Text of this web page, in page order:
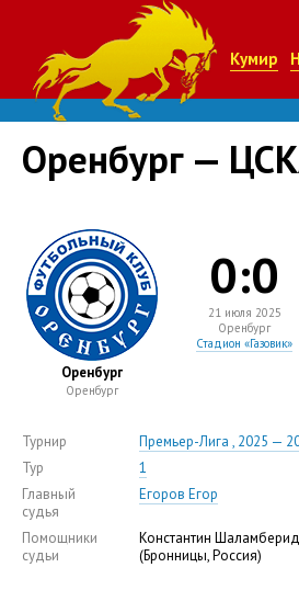
Кумир
Оренбург —
Оренбург
Оренбург
0:0
21 июля 2025
Оренбург
Стадион «Газовик»
Турнир
Премьер-Лига , 2025 —
Тур
1
Главный
судья
Егоров Егор
Помощники
судьи
Константин
(Бронницы, Россия)